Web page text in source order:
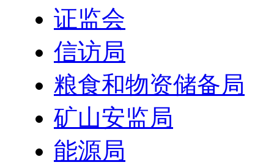
证监会
信访局
粮食和物资储备局
矿山安监局
能源局